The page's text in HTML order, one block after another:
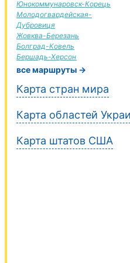
Юнокоммунаровск-Корець
Молодогвардейская-
Дубровиця
Жовква-Березань
Болград-Ковель
Бершадь-Херсон
все маршруты →
Карта стран мира
Карта областей
Карта штатов США